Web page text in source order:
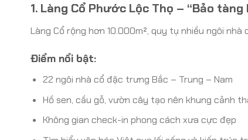
1. Làng Cổ Phước Lộc Thọ – “Bảo tàng
Làng Cổ rộng hơn 10.000m², quy tụ nhiều ngôi
Điểm nổi bật:
22 ngôi nhà cổ đặc trưng Bắc – Trung – Nam
Hồ sen, cầu gỗ, vườn cây tạo nên khung cảnh
Không gian check-in phong cách xưa cực đẹp